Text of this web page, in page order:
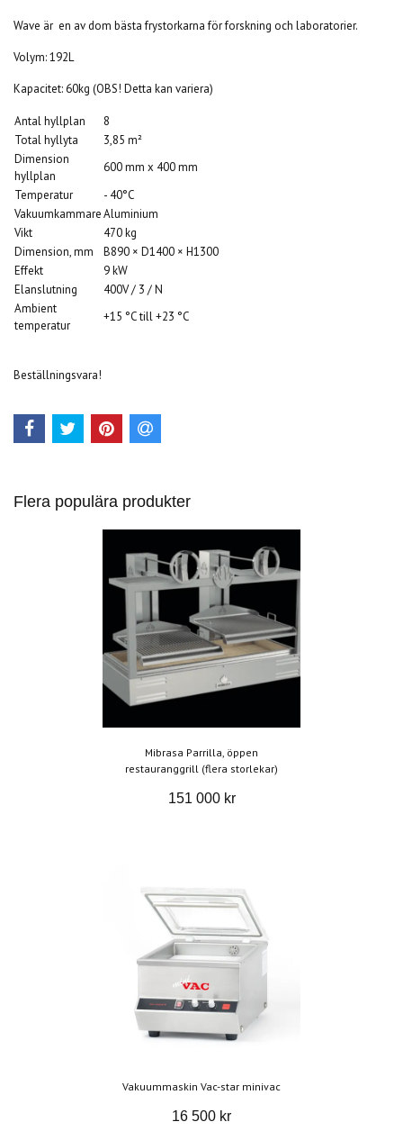
Wave är en av dom bästa frystorkarna för forskning och laboratorier.
Volym: 192L
Kapacitet: 60kg (OBS! Detta kan variera)
Antal hyllplan
8
Total hyllyta
3,85 m²
Dimension
hyllplan
600 mm x 400 mm
Temperatur
- 40°C
VakuumkammareAluminium
Vikt
470 kg
Dimension, mm
B890 × D1400 × H1300
Effekt
9 kW
Elanslutning
400V / 3 / N
Ambient
temperatur
+15 °C till +23 °C
Beställningsvara!
Flera populära produkter
Mibrasa Parrilla, öppen
restauranggrill (flera storlekar)
151 000 kr
Vakuummaskin Vac-star minivac
16 500 kr